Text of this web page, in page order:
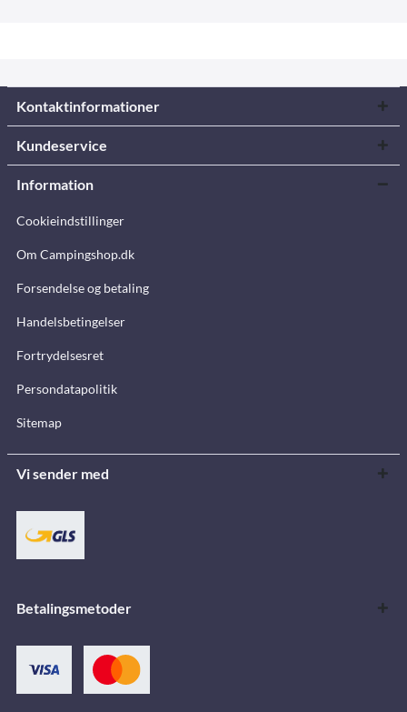
Kontaktinformationer
Kundeservice
Information
Cookieindstillinger
Om Campingshop.dk
Forsendelse og betaling
Handelsbetingelser
Fortrydelsesret
Persondatapolitik
Sitemap
Vi sender med
Betalingsmetoder